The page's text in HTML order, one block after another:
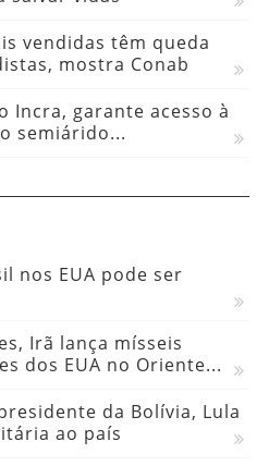
vendidas têm queda
mostra Conab
Incra, garante acesso à
semiárido...
nos EUA pode ser
Irã lança mísseis
dos EUA no Oriente...
da Bolívia, Lula
ao país